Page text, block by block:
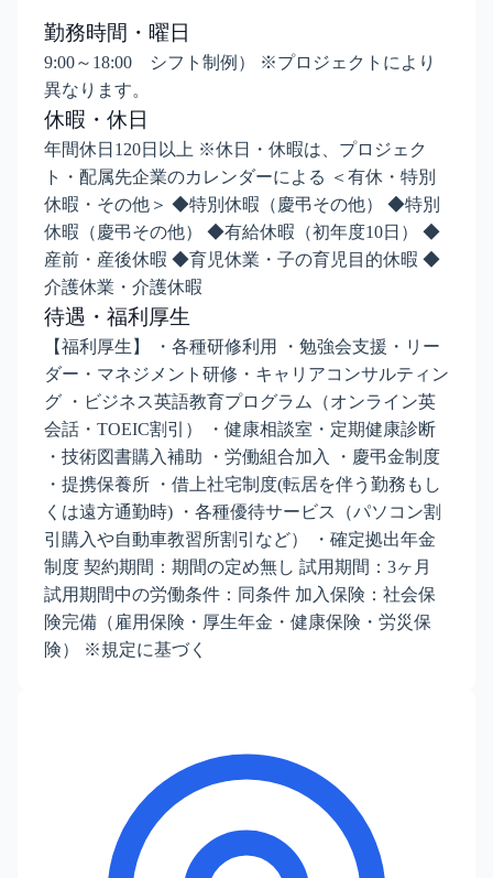
勤務時間・曜日
9:00～18:00 シフト制例） ※プロジェクトにより
異なります。
休暇・休日
年間休日120日以上 ※休日・休暇は、プロジェク
ト・配属先企業のカレンダーによる ＜有休・特別
休暇・その他＞ ◆特別休暇（慶弔その他） ◆特別
休暇（慶弔その他） ◆有給休暇（初年度10日） ◆
産前・産後休暇 ◆育児休業・子の育児目的休暇 ◆
介護休業・介護休暇
待遇・福利厚生
【福利厚生】 ・各種研修利用 ・勉強会支援・リー
ダー・マネジメント研修・キャリアコンサルティン
グ ・ビジネス英語教育プログラム（オンライン英
会話・TOEIC割引） ・健康相談室・定期健康診断
・技術図書購入補助 ・労働組合加入 ・慶弔金制度
・提携保養所 ・借上社宅制度(転居を伴う勤務もし
くは遠方通勤時) ・各種優待サービス（パソコン割
引購入や自動車教習所割引など） ・確定拠出年金
制度 契約期間：期間の定め無し 試用期間：3ヶ月
試用期間中の労働条件：同条件 加入保険：社会保
険完備（雇用保険・厚生年金・健康保険・労災保
険） ※規定に基づく